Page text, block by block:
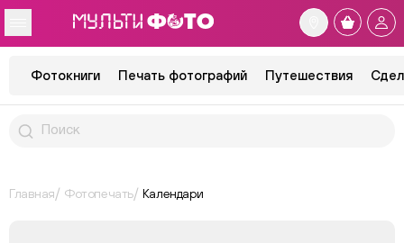
Фотокниги Печать фотографий Путешествия
Главная Фотопечать Календари